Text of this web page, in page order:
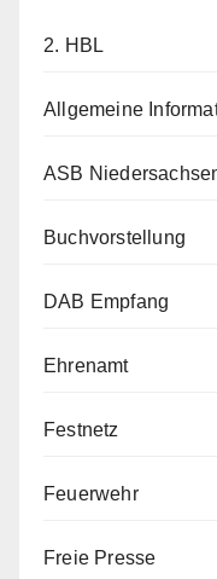
2. HBL
Allgemeine
ASB
Buchvorstellung
DAB Empfang
Ehrenamt
Festnetz
Feuerwehr
Freie Presse